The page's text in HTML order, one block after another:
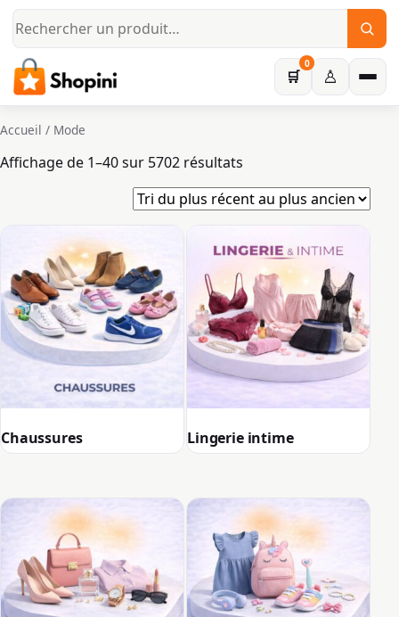
Aller au contenu principal
🛒
0
♙
Accueil / Mode
Affichage de 1–40 sur 5702 résultats
Chaussures Lingerie intime